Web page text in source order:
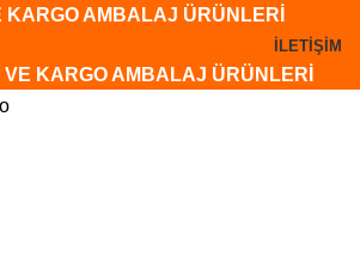
KARGO AMBALAJ ÜRÜNLERİ
İLETİŞİM
VE KARGO AMBALAJ ÜRÜNLERİ